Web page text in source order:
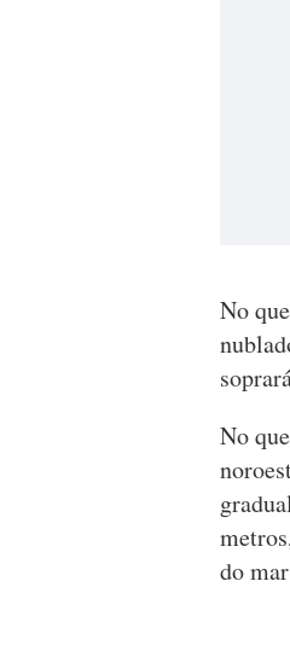
No
No
do